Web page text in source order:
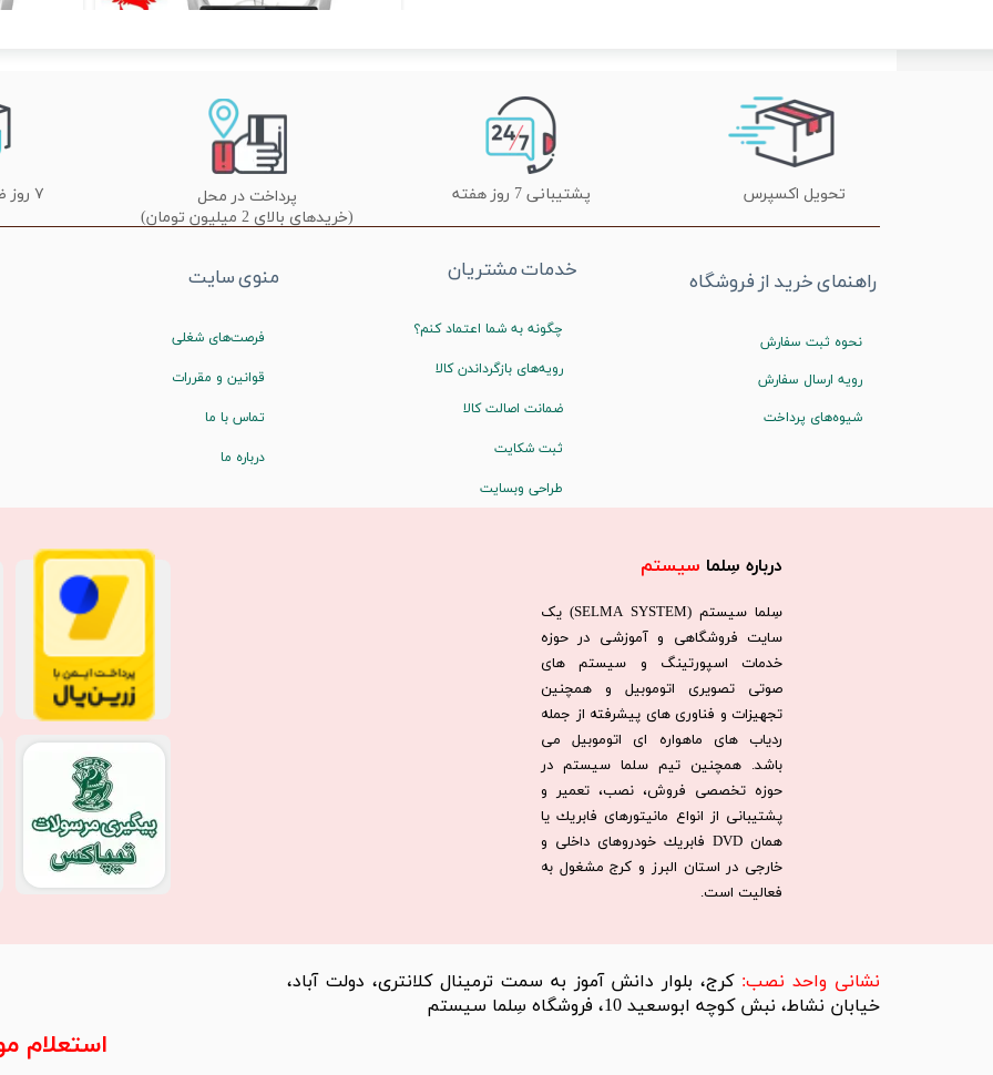
درباره سِلما سیستم​​​​​​​
سِلما سيستم (SELMA SYSTEM) یک
سایت فروشگاهی و آموزشی در حوزه
خدمات اسپورتینگ و سیستم های
صوتی تصویری اتوموبیل و همچنین
تجهیزات و فناوری های پیشرفته از جمله
ردیاب های ماهواره ای اتوموبیل می
باشد. همچنين تيم سلما سيستم در
حوزه تخصصی فروش، نصب، تعمير و
پشتيبانی از انواع مانيتورهای فابريك يا
همان DVD فابريك خودروهای داخلی و
خارجی در استان البرز و كرج مشغول به
فعاليت است.​​​​​​​
تحویل اکسپرس پشتیبانی 7 روز هفته
پرداخت در محل
(خریدهای بالای 2 میلیون تومان)
۷ روز ضمانت تعویض
راهنمای خرید از فروشگاه
نحوه ثبت سفارش
رویه ارسال سفارش
شیوه‌های پرداخت
خدمات مشتریان
چگونه به شما اعتماد کنم؟
رویه‌های بازگرداندن کالا
ضمانت اصالت کالا
ثبت شکایت
طراحی وبسایت
منوی سایت
فرصت‌های شغلی
قوانین و مقررات
تماس با ما
درباره ما
​نشانی واحد نصب: کرج، بلوار دانش آموز به سمت ترمینال کلانتری، دولت آباد،
خیابان نشاط، نبش کوچه ابوسعید 10، فروشگاه سِلما سیستم​​​​​​​
استعلام